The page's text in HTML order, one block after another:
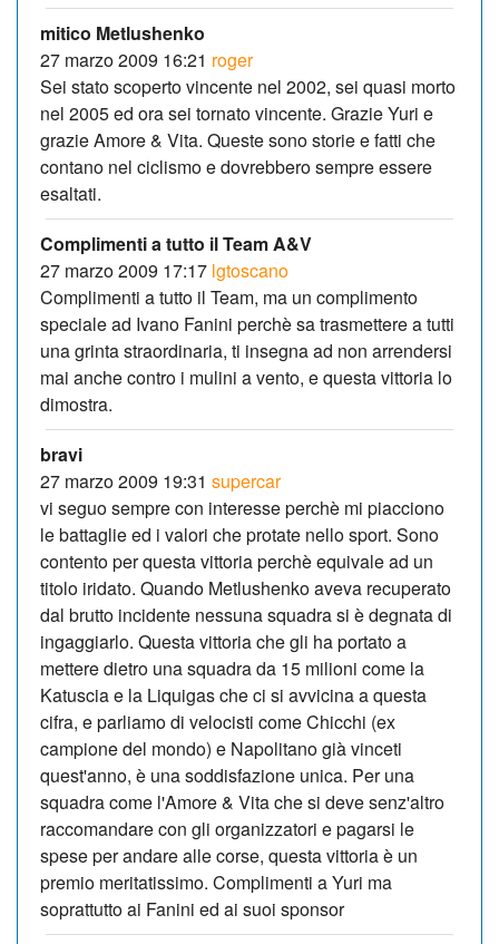
mitico Metlushenko
27 marzo 2009 16:21 roger
Sei stato scoperto vincente nel 2002, sei quasi morto
nel 2005 ed ora sei tornato vincente. Grazie Yuri e
grazie Amore & Vita. Queste sono storie e fatti che
contano nel ciclismo e dovrebbero sempre essere
esaltati.
Complimenti a tutto il Team A&V
27 marzo 2009 17:17 lgtoscano
Complimenti a tutto il Team, ma un complimento
speciale ad Ivano Fanini perchè sa trasmettere a tutti
una grinta straordinaria, ti insegna ad non arrendersi
mai anche contro i mulini a vento, e questa vittoria lo
dimostra.
bravi
27 marzo 2009 19:31 supercar
vi seguo sempre con interesse perchè mi piacciono
le battaglie ed i valori che protate nello sport. Sono
contento per questa vittoria perchè equivale ad un
titolo iridato. Quando Metlushenko aveva recuperato
dal brutto incidente nessuna squadra si è degnata di
ingaggiarlo. Questa vittoria che gli ha portato a
mettere dietro una squadra da 15 milioni come la
Katuscia e la Liquigas che ci si avvicina a questa
cifra, e parliamo di velocisti come Chicchi (ex
campione del mondo) e Napolitano già vinceti
quest'anno, è una soddisfazione unica. Per una
squadra come l'Amore & Vita che si deve senz'altro
raccomandare con gli organizzatori e pagarsi le
spese per andare alle corse, questa vittoria è un
premio meritatissimo. Complimenti a Yuri ma
soprattutto ai Fanini ed ai suoi sponsor